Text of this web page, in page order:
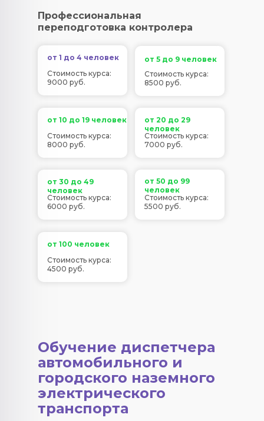
Профессиональная
переподготовка контролера
от 1 до 4 человек
Стоимость курса:
9000 руб.
от 5 до 9 человек
от 10 до 19 человек
от 20 до 29
человек
от 30 до 49
человек
от 50 до 99
человек
от 100 человек
Стоимость курса:
8500 руб.
Стоимость курса:
8000 руб.
Стоимость курса:
7000 руб.
Стоимость курса:
6000 руб.
Стоимость курса:
5500 руб.
Стоимость курса:
4500 руб.
Обучение диспетчера
автомобильного и
городского наземного
электрического
транспорта